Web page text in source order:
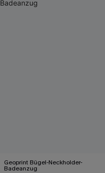
Geoprint Bügel-Neckholder-
Badeanzug